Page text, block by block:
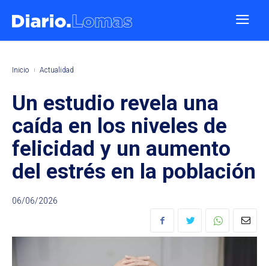
Inicio Actualidad
Un estudio revela una
caída en los niveles de
felicidad y un aumento
del estrés en la población
06/06/2026